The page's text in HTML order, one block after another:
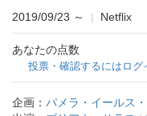
2019/09/23 ～ | Netflix
あなたの点数
投票・確認するにはログ
企画： パメラ・イールス